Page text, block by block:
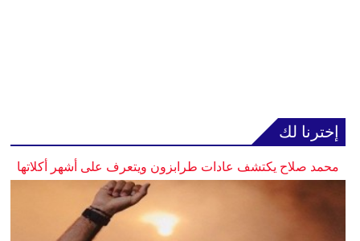
إخترنا لك
محمد صلاح يكتشف عادات طرابزون ويتعرف على أشهر أكلاتها